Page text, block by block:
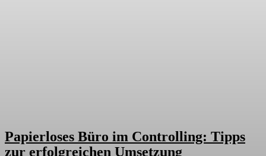
Papierloses Büro im Controlling: Tipps
zur erfolgreichen Umsetzung